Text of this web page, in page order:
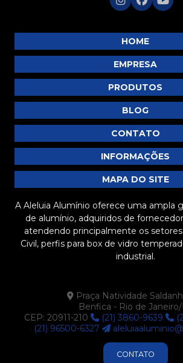
HOME
EMPRESA
PRODUTOS
BLOG
CONTATO
INFORMAÇÕES
MAPA DO SITE
A Aleluia Alumínio oferece uma ampla
de alumínio, adquiridos de
atendendo principalmente os
Civil, perfis para box de vidro
industrial.
Praça Natividade
Benfica - Rio de Janeiro/
CEP: 20911-210
(21) 3860-9639
(21) 96500-6327
CONTATO